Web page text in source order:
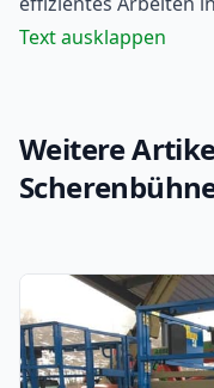
Text ausklappen
Weitere